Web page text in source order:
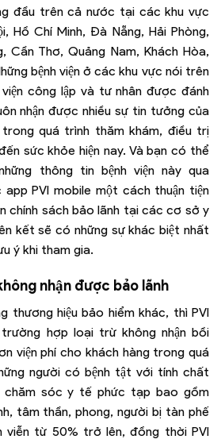
đầu trên cả nước tại các khu vực
Hồ Chí Minh, Đà Nẵng, Hải Phòng,
Cần Thơ, Quảng Nam, Khách Hòa,
bệnh viện ở các khu vực nói trên
công lập và tư nhân được đánh
nhận được nhiều sự tin tưởng của
quá trình thăm khám, điều trị
sức khỏe hiện nay. Và bạn có thể
thông tin bệnh viện này qua
app PVI mobile một cách thuận tiện
chính sách bảo lãnh tại các cơ sở y
kết sẽ có những sự khác biệt nhất
ý khi tham gia.
nhận được bảo lãnh
thương hiệu bảo hiểm khác, thì PVI
hợp loại trừ không nhận bồi
viện phí cho khách hàng trong quá
người có bệnh tật với tính chất
sóc y tế phức tạp bao gồm
tâm thần, phong, người bị tàn phế
viễn từ 50% trở lên, đồng thời PVI